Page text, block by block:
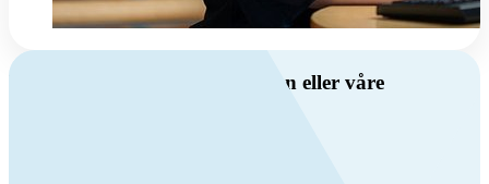
Har du spørsmål om ventilasjon eller våre